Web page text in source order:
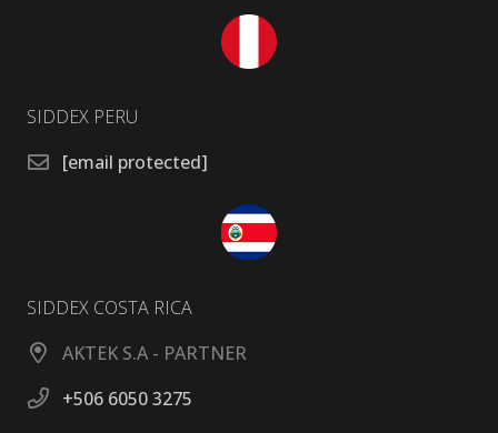
SIDDEX PERU
[email protected]
SIDDEX COSTA RICA
AKTEK S.A - PARTNER
+506 6050 3275